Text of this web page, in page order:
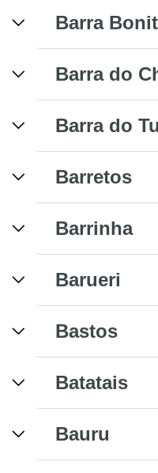
Barra
Barra do
Barra do
Barretos
Barrinha
Barueri
Bastos
Batatais
Bauru